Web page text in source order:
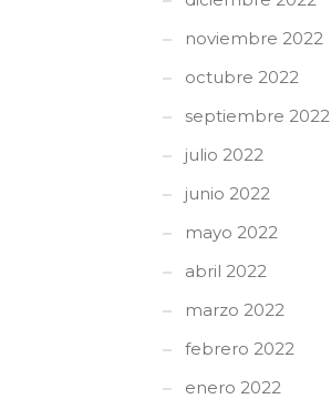
noviembre 2022
octubre 2022
septiembre 2022
julio 2022
junio 2022
mayo 2022
abril 2022
marzo 2022
febrero 2022
enero 2022